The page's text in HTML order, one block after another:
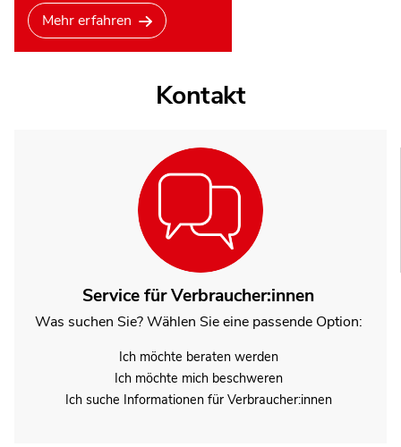
Mehr erfahren
Kontakt
Service für Verbraucher:innen
Was suchen Sie? Wählen Sie eine passende Option:
Ich möchte beraten werden
Ich möchte mich beschweren
Ich suche Informationen für Verbraucher:innen